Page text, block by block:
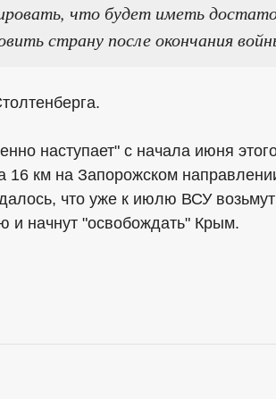
что будет иметь
страну после окончания
наступает" с начала июня
16 км на Запорожском
что уже к июлю ВСУ
и начнут "освобождать" Крым.